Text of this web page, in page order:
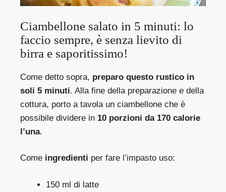
Ciambellone salato in 5 minuti: lo
faccio sempre, è senza lievito di
birra e saporitissimo!
Come detto sopra, preparo questo rustico in
soli 5 minuti. Alla fine della preparazione e della
cottura, porto a tavola un ciambellone che è
possibile dividere in 10 porzioni da 170 calorie
l’una.
Come ingredienti per fare l’impasto uso:
150 ml di latte